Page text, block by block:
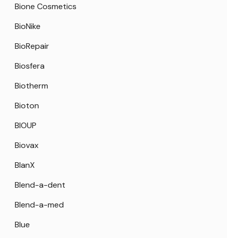
Bione Cosmetics
BioNike
BioRepair
Biosfera
Biotherm
Bioton
BIOUP
Biovax
BlanX
Blend-a-dent
Blend-a-med
Blue